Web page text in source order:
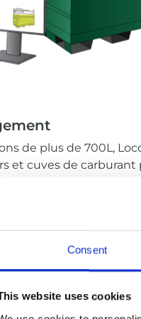
Consent
website uses cookies
de plus de 700L,
et cuves de
également de
livraison, la
moyenne.
doit être
peut être facturé
de livraison doit
du carburant se fait
est facturé au taxu